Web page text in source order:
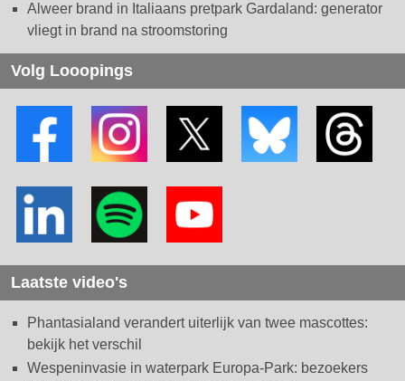
Alweer brand in Italiaans pretpark Gardaland: generator
vliegt in brand na stroomstoring
Volg Looopings
Laatste video's
Phantasialand verandert uiterlijk van twee mascottes:
bekijk het verschil
Wespeninvasie in waterpark Europa-Park: bezoekers